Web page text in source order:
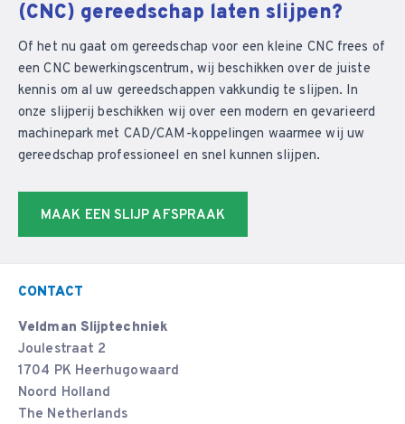
(CNC) gereedschap laten slijpen?
Of het nu gaat om gereedschap voor een kleine CNC frees of
een CNC bewerkingscentrum, wij beschikken over de juiste
kennis om al uw gereedschappen vakkundig te slijpen. In
onze slijperij beschikken wij over een modern en gevarieerd
machinepark met CAD/CAM-koppelingen waarmee wij uw
gereedschap professioneel en snel kunnen slijpen.
MAAK EEN SLIJP AFSPRAAK
CONTACT
Veldman Slijptechniek
Joulestraat 2
1704 PK Heerhugowaard
Noord Holland
The Netherlands